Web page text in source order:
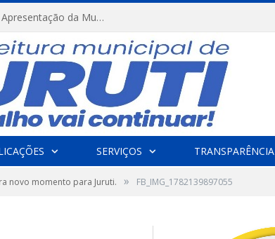
FESTRIBAL 2026 – No Coração da Amazônia. Apresentação da Munduruku.
SERVIÇOS TRANSPARÊNCIA
novo momento para Juruti. » FB_IMG_1782139897055